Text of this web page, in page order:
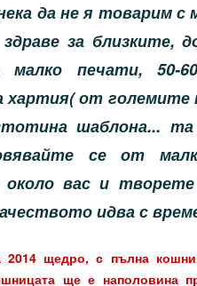
да не я товарим с
за близките,
печати, 50-
хартия( от големите
шаблона... та
се от
около вас и
идва с
2014 щедро, с пълна
ще е наполовина